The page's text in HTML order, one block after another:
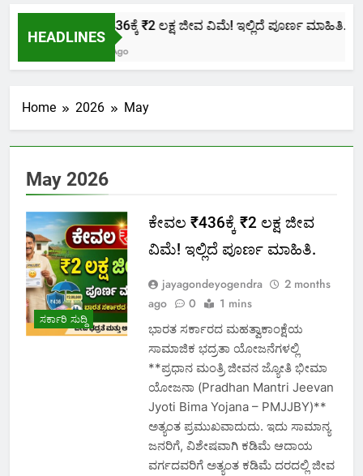
HEADLINES
ಕೇವಲ ₹436ಕ್ಕೆ ₹2 ಲಕ್ಷ ಜೀವ ವಿಮೆ! ಇಲ್ಲಿದೆ ಪೂರ್ಣ ಮಾಹಿತಿ.
Home 2026 May
May 2026
ಸರ್ಕಾರಿ ಸುದ್ದಿ
ಕೇವಲ ₹436ಕ್ಕೆ ₹2 ಲಕ್ಷ ಜೀವ
ವಿಮೆ! ಇಲ್ಲಿದೆ ಪೂರ್ಣ ಮಾಹಿತಿ.
jayagondeyogendra
2 months
ago
0 1 mins
ಭಾರತ ಸರ್ಕಾರದ ಮಹತ್ವಾಕಾಂಕ್ಷೆಯ
ಸಾಮಾಜಿಕ ಭದ್ರತಾ ಯೋಜನೆಗಳಲ್ಲಿ
**ಪ್ರಧಾನ ಮಂತ್ರಿ ಜೀವನ ಜ್ಯೋತಿ ಭೀಮಾ
ಯೋಜನಾ (Pradhan Mantri Jeevan
Jyoti Bima Yojana – PMJJBY)**
ಅತ್ಯಂತ ಪ್ರಮುಖವಾದುದು. ಇದು ಸಾಮಾನ್ಯ
ಜನರಿಗೆ, ವಿಶೇಷವಾಗಿ ಕಡಿಮೆ ಆದಾಯ
ವರ್ಗದವರಿಗೆ ಅತ್ಯಂತ ಕಡಿಮೆ ದರದಲ್ಲಿ ಜೀವ